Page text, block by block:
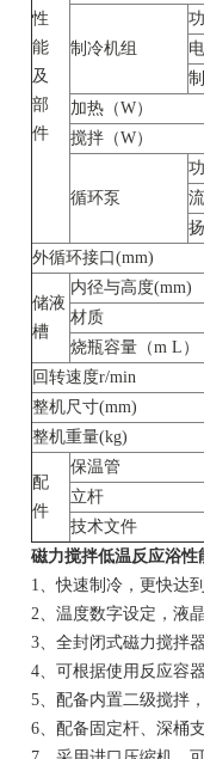
性
能
及
部
件
制冷机组
加热（W）
搅拌（W）
循环泵
外循环接口(mm)
储液
槽
内径与高度(mm)
材质
烧瓶容量（m L）
回转速度r/min
整机尺寸(mm)
整机重量(kg)
配
件
保温管
立杆
技术文件
磁力搅拌低温反应浴性
1、快速制冷，更快
2、温度数字设定，液
3、全封闭式磁力搅拌
4、可根据使用反应容
5、配备内置二级搅拌
6、配备固定杆、深桶